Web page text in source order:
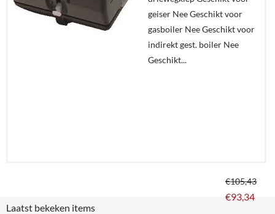
winkelmand
geiser Nee Geschikt voor
gasboiler Nee Geschikt voor
indirekt gest. boiler Nee
Geschikt...
€105,43
€93,34
Laatst bekeken items